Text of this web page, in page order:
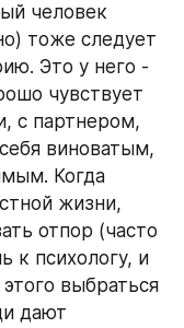
человек
тоже следует
Это у него -
чувствует
с партнером,
виноватым,
Когда
жизни,
отпор (часто
к психологу, и
выбраться
дают